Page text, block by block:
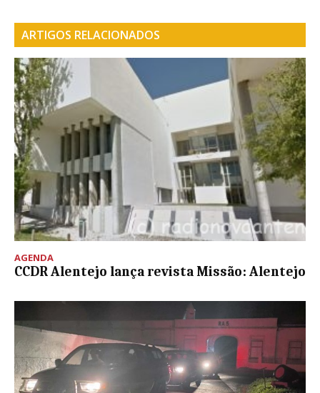
ARTIGOS RELACIONADOS
AGENDA
CCDR Alentejo lança revista Missão: Alentejo